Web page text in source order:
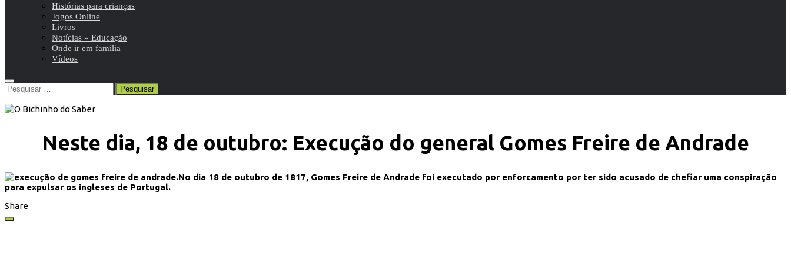
Histórias para crianças
Jogos Online
Livros
Notícias » Educação
Onde ir em família
Vídeos
Pesquisar
por:
Neste dia, 18 de outubro: Execução do general Gomes Freire de Andrade
No dia 18 de outubro de 1817, Gomes Freire de Andrade foi executado por enforcamento por ter sido acusado de chefiar uma conspiração
para expulsar os ingleses de Portugal.
Share